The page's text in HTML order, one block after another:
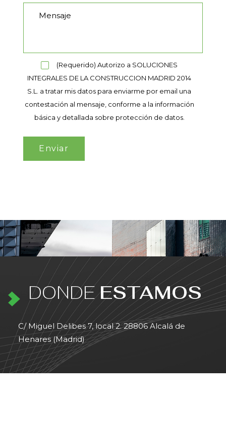
(Requerido) Autorizo a SOLUCIONES
INTEGRALES DE LA CONSTRUCCION MADRID 2014
S.L. a tratar mis datos para enviarme por email una
contestación al mensaje, conforme a la información
básica y detallada sobre protección de datos.
DONDE ESTAMOS
C/ Miguel Delibes 7, local 2. 28806 Alcalá de
Henares (Madrid)